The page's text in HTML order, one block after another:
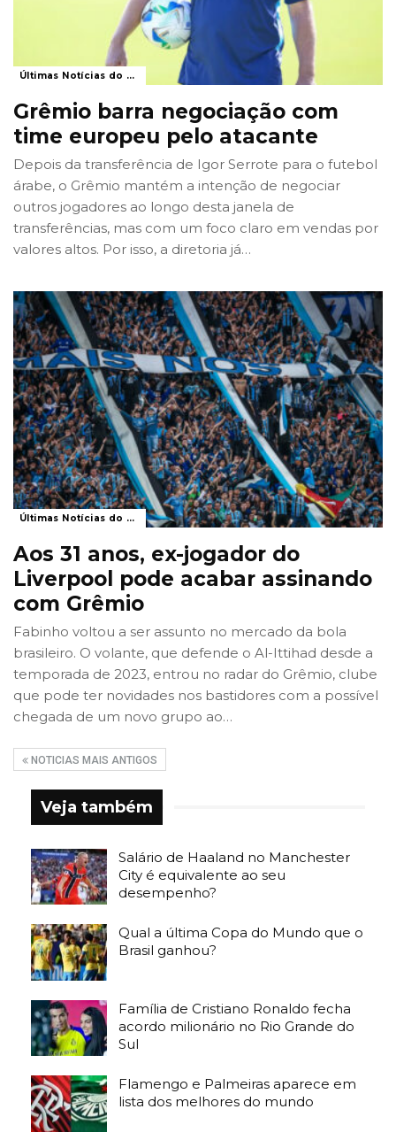
Últimas Notícias do Grêmio
Grêmio barra negociação com
time europeu pelo atacante
Depois da transferência de Igor Serrote para o futebol
árabe, o Grêmio mantém a intenção de negociar
outros jogadores ao longo desta janela de
transferências, mas com um foco claro em vendas por
valores altos. Por isso, a diretoria já…
Últimas Notícias do Grêmio
Aos 31 anos, ex-jogador do
Liverpool pode acabar assinando
com Grêmio
Fabinho voltou a ser assunto no mercado da bola
brasileiro. O volante, que defende o Al-Ittihad desde a
temporada de 2023, entrou no radar do Grêmio, clube
que pode ter novidades nos bastidores com a possível
chegada de um novo grupo ao…
NOTICIAS MAIS ANTIGOS
Veja também
Salário de Haaland no Manchester
City é equivalente ao seu
desempenho?
Qual a última Copa do Mundo que o
Brasil ganhou?
Família de Cristiano Ronaldo fecha
acordo milionário no Rio Grande do
Sul
Flamengo e Palmeiras aparece em
lista dos melhores do mundo